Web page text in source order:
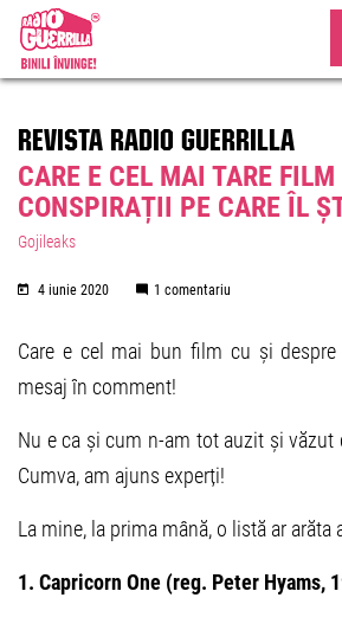
REVISTA RADIO GUERRILLA
CARE E CEL MAI TARE FILM
CONSPIRAȚII PE CARE ÎL
Gojileaks
4 iunie 2020 1 comentariu
Care e cel mai bun film cu și despre
mesaj în comment!
Nu e ca și cum n-am tot auzit și văzut
Cumva, am ajuns experți!
La mine, la prima mână, o listă ar arăta
1. Capricorn One (reg. Peter Hyams,